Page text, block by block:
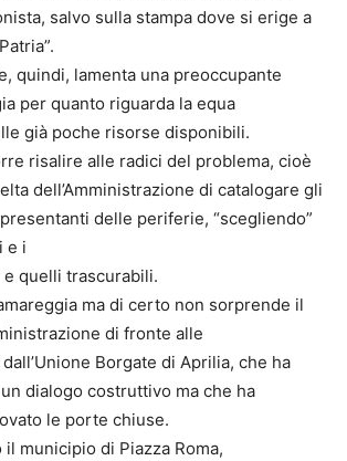
salvo sulla stampa dove si erige a
quindi, lamenta una preoccupante
per quanto riguarda la equa
già poche risorse disponibili.
risalire alle radici del problema, cioè
dell’Amministrazione di catalogare gli
delle periferie, “scegliendo”
e i
e quelli trascurabili.
ma di certo non sorprende il
di fronte alle
Borgate di Aprilia, che ha
dialogo costruttivo ma che ha
le porte chiuse.
municipio di Piazza Roma,